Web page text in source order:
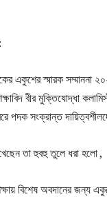
একুশের স্মারক
বীর মুক্তিযোদ্ধা
পদক সংক্রান্ত
তা হুবহু তুলে ধরা হলো ,
বিশেষ অবদানের জন্য